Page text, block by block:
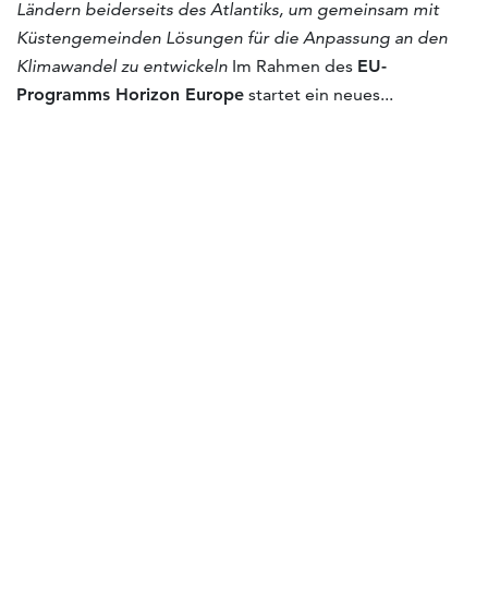
Ländern beiderseits des Atlantiks, um gemeinsam mit
Küstengemeinden Lösungen für die Anpassung an den
Klimawandel zu entwickeln Im Rahmen des EU-
Programms Horizon Europe startet ein neues...